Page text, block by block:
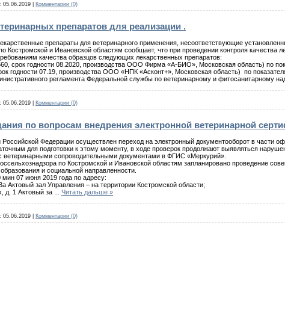
05.06.2019 Комментарии (0)
препаратов для реализации .
препараты для ветеринарного применения, несоответствующие
Костромской и Ивановской областям сообщает, что при проведении контроля качества
качества образцов следующих лекарственных препаратов:
срок годности 08.2020, производства ООО Фирма «А-БИО», Московская область) по
годности 07.19, производства ООО «НПК «Асконт+», Московская область) по
регламента Федеральной службы по ветеринарному и фитосанитарному
05.06.2019 Комментарии (0)
по вопросам внедрения электронной ветеринарной
Федерации осуществлен переход на электронный документооборот в части
для подготовки к этому моменту, в ходе проверок продолжают выявляться
ветеринарными сопроводительными документами в ФГИС «Меркурий».
по Костромской и Ивановской областям запланировано проведение
и социальной направленности.
07 июня 2019 года по адресу:
Актовый зал Управления – на территории Костромской области;
д. 1 Актовый за
Читать дальше »
05.06.2019 Комментарии (0)